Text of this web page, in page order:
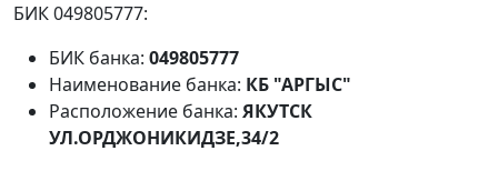
БИК 049805777:
БИК банка: 049805777
Наименование банка: КБ "АРГЫС"
Расположение банка: ЯКУТСК
УЛ.ОРДЖОНИКИДЗЕ,34/2